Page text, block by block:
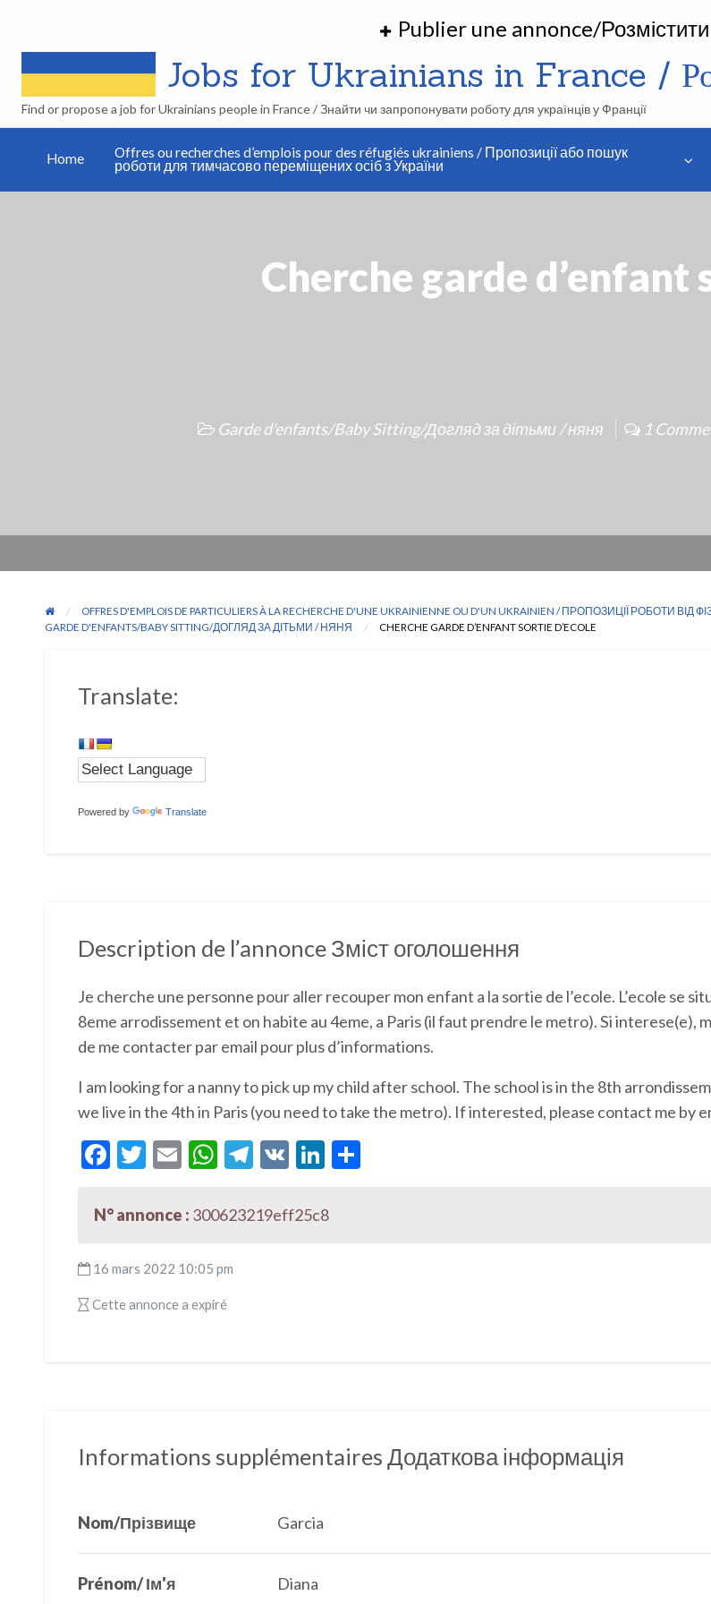
annonce /
Work in
France
as a
Ukrainian
Publier une annonce/
Jobs for Ukrainians in France /
Find or propose a job for Ukrainians people in France / Знайти чи запропонувати роботу для українців у Франції
Home
Offres ou recherches d’emplois pour des réfugiés ukrainiens / Пропозиції або пошук
роботи для тимчасово переміщених осіб з України
Cherche garde d’enfant
Garde d'enfants/Baby Sitting/Догляд за дітьми / няня 1
OFFRES D'EMPLOIS DE PARTICULIERS À LA RECHERCHE D'UNE UKRAINIENNE OU D'UN UKRAINIEN / ПРОПОЗИЦІЇ РОБОТИ
GARDE D'ENFANTS/BABY SITTING/ДОГЛЯД ЗА ДІТЬМИ / НЯНЯ
CHERCHE GARDE D’ENFANT SORTIE D’ECOLE
Translate:
Powered by Translate
Description de l’annonce Зміст оголошення
Je cherche une personne pour aller recouper mon enfant a la sortie de l’ecole. L’ecole se
8eme arrodissement et on habite au 4eme, a Paris (il faut prendre le metro). Si interese(e),
de me contacter par email pour plus d’informations.
I am looking for a nanny to pick up my child after school. The school is in the 8th
we live in the 4th in Paris (you need to take the metro). If interested, please contact me by
F
e
o
o
T
itt
E
ai
W
at
A
p
T
e
V Li
ke
P
N° annonce : 300623219eff25c8
16 mars 2022 10:05 pm
Cette annonce a expiré
Informations supplémentaires Додаткова інформація
Nom/Прізвище Garcia
Prénom/ Ім'я Diana